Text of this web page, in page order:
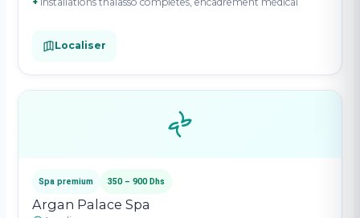
Localiser
Spa premium 350 – 900 Dhs
Argan Palace Spa